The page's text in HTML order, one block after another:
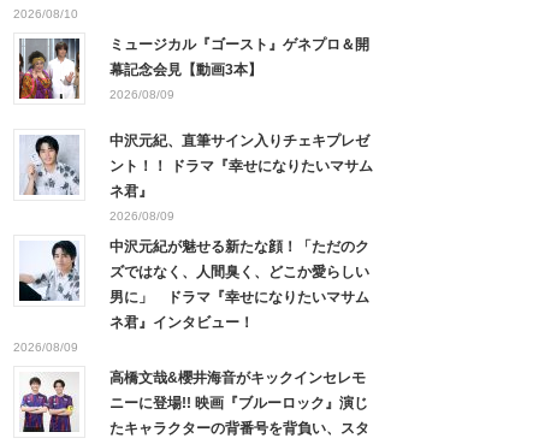
2026/08/10
ミュージカル『ゴースト』ゲネプロ＆開
幕記念会見【動画3本】
2026/08/09
中沢元紀、直筆サイン入りチェキプレゼ
ント！！ ドラマ『幸せになりたいマサム
ネ君』
2026/08/09
中沢元紀が魅せる新たな顔！「ただのク
ズではなく、人間臭く、どこか愛らしい
男に」 ドラマ『幸せになりたいマサム
ネ君』インタビュー！
2026/08/09
高橋文哉&櫻井海音がキックインセレモ
ニーに登場!! 映画『ブルーロック』演じ
たキャラクターの背番号を背負い、スタ